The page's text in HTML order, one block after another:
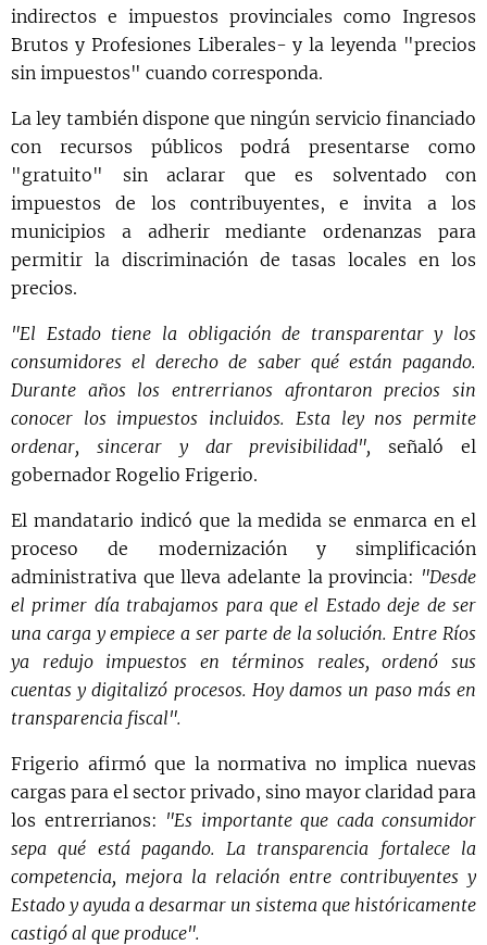
indirectos e impuestos provinciales como Ingresos
Brutos y Profesiones Liberales- y la leyenda "precios
sin impuestos" cuando corresponda.
La ley también dispone que ningún servicio financiado
con recursos públicos podrá presentarse como
"gratuito" sin aclarar que es solventado con
impuestos de los contribuyentes, e invita a los
municipios a adherir mediante ordenanzas para
permitir la discriminación de tasas locales en los
precios.
"El Estado tiene la obligación de transparentar y los
consumidores el derecho de saber qué están pagando.
Durante años los entrerrianos afrontaron precios sin
conocer los impuestos incluidos. Esta ley nos permite
ordenar, sincerar y dar previsibilidad", señaló el
gobernador Rogelio Frigerio.
El mandatario indicó que la medida se enmarca en el
proceso de modernización y simplificación
administrativa que lleva adelante la provincia: "Desde
el primer día trabajamos para que el Estado deje de ser
una carga y empiece a ser parte de la solución. Entre Ríos
ya redujo impuestos en términos reales, ordenó sus
cuentas y digitalizó procesos. Hoy damos un paso más en
transparencia fiscal".
Frigerio afirmó que la normativa no implica nuevas
cargas para el sector privado, sino mayor claridad para
los entrerrianos: "Es importante que cada consumidor
sepa qué está pagando. La transparencia fortalece la
competencia, mejora la relación entre contribuyentes y
Estado y ayuda a desarmar un sistema que históricamente
castigó al que produce".